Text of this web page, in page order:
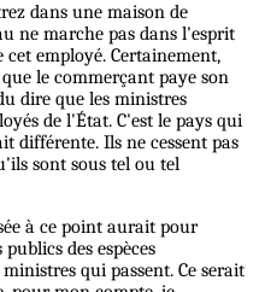
dans une maison de
ne marche pas dans l'esprit
employé. Certainement,
le commerçant paye son
dire que les ministres
de l'État. C'est le pays qui
différente. Ils ne cessent pas
sont sous tel ou tel
à ce point aurait pour
des espèces
qui passent. Ce serait